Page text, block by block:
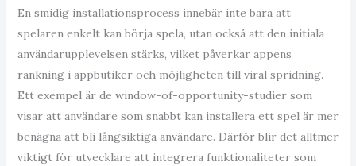
En smidig installationsprocess innebär inte bara att
spelaren enkelt kan börja spela, utan också att den initiala
användarupplevelsen stärks, vilket påverkar appens
rankning i appbutiker och möjligheten till viral spridning.
Ett exempel är de window-of-opportunity-studier som
visar att användare som snabbt kan installera ett spel är mer
benägna att bli långsiktiga användare. Därför blir det alltmer
viktigt för utvecklare att integrera funktionaliteter som